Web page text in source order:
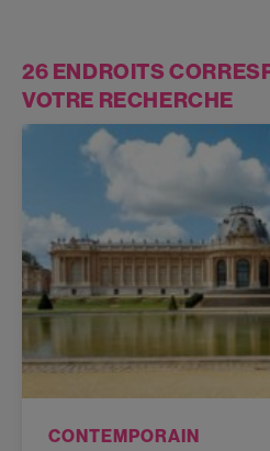
26 ENDROITS
VOTRE RECHERCHE
CONTEMPORAIN